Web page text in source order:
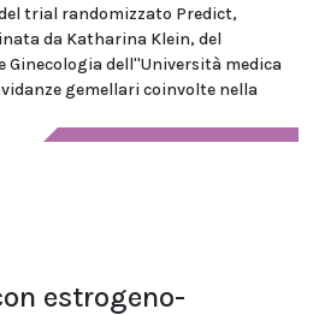
trial randomizzato Predict,
da Katharina Klein, del
dell''Università medica
gemellari coinvolte nella
estrogeno-